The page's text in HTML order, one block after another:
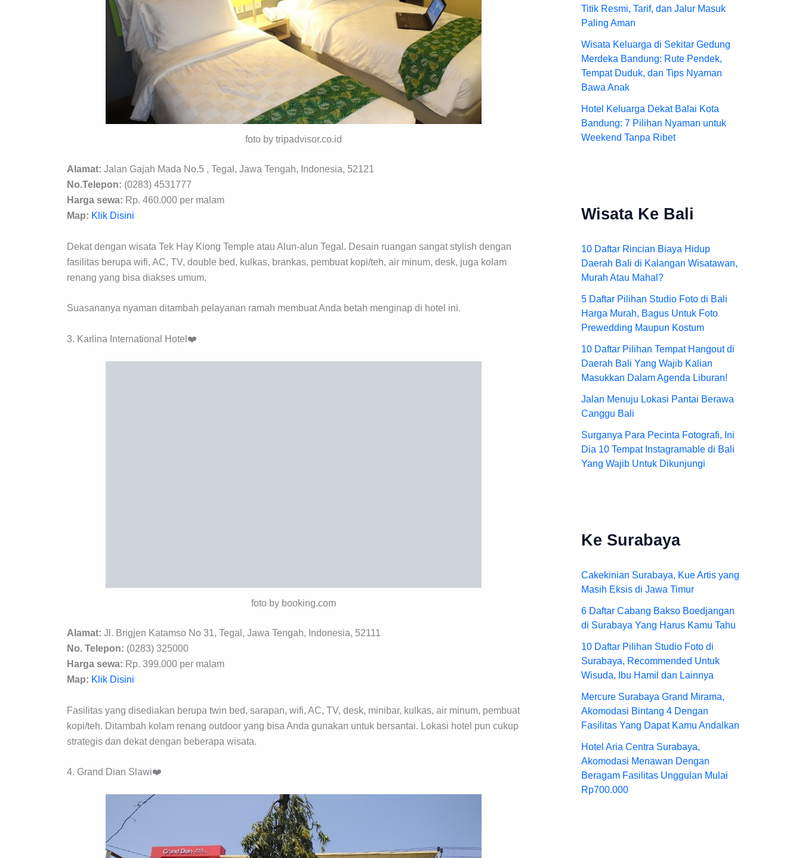
foto by tripadvisor.co.id
Alamat: Jalan Gajah Mada No.5 , Tegal, Jawa Tengah, Indonesia, 52121
No.Telepon: (0283) 4531777
Harga sewa: Rp. 460.000 per malam
Map: Klik Disini
Dekat dengan wisata Tek Hay Kiong Temple atau Alun-alun Tegal. Desain ruangan sangat stylish dengan
fasilitas berupa wifi, AC, TV, double bed, kulkas, brankas, pembuat kopi/teh, air minum, desk, juga kolam
renang yang bisa diakses umum.
Suasananya nyaman ditambah pelayanan ramah membuat Anda betah menginap di hotel ini.
3. Karlina International Hotel❤️
foto by booking.com
Alamat: Jl. Brigjen Katamso No 31, Tegal, Jawa Tengah, Indonesia, 52111
No. Telepon: (0283) 325000
Harga sewa: Rp. 399.000 per malam
Map: Klik Disini
Fasilitas yang disediakan berupa twin bed, sarapan, wifi, AC, TV, desk, minibar, kulkas, air minum, pembuat
kopi/teh. Ditambah kolam renang outdoor yang bisa Anda gunakan untuk bersantai. Lokasi hotel pun cukup
strategis dan dekat dengan beberapa wisata.
4. Grand Dian Slawi❤️
Titik Resmi, Tarif, dan Jalur Masuk
Paling Aman
Wisata Keluarga di Sekitar Gedung
Merdeka Bandung: Rute Pendek,
Tempat Duduk, dan Tips Nyaman
Bawa Anak
Hotel Keluarga Dekat Balai Kota
Bandung: 7 Pilihan Nyaman untuk
Weekend Tanpa Ribet
Wisata Ke Bali
10 Daftar Rincian Biaya Hidup
Daerah Bali di Kalangan Wisatawan,
Murah Atau Mahal?
5 Daftar Pilihan Studio Foto di Bali
Harga Murah, Bagus Untuk Foto
Prewedding Maupun Kostum
10 Daftar Pilihan Tempat Hangout di
Daerah Bali Yang Wajib Kalian
Masukkan Dalam Agenda Liburan!
Jalan Menuju Lokasi Pantai Berawa
Canggu Bali
Surganya Para Pecinta Fotografi, Ini
Dia 10 Tempat Instagramable di Bali
Yang Wajib Untuk Dikunjungi
Ke Surabaya
Cakekinian Surabaya, Kue Artis yang
Masih Eksis di Jawa Timur
6 Daftar Cabang Bakso Boedjangan
di Surabaya Yang Harus Kamu Tahu
10 Daftar Pilihan Studio Foto di
Surabaya, Recommended Untuk
Wisuda, Ibu Hamil dan Lainnya
Mercure Surabaya Grand Mirama,
Akomodasi Bintang 4 Dengan
Fasilitas Yang Dapat Kamu Andalkan
Hotel Aria Centra Surabaya,
Akomodasi Menawan Dengan
Beragam Fasilitas Unggulan Mulai
Rp700.000